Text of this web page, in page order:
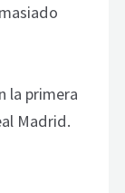
la primera
Madrid.